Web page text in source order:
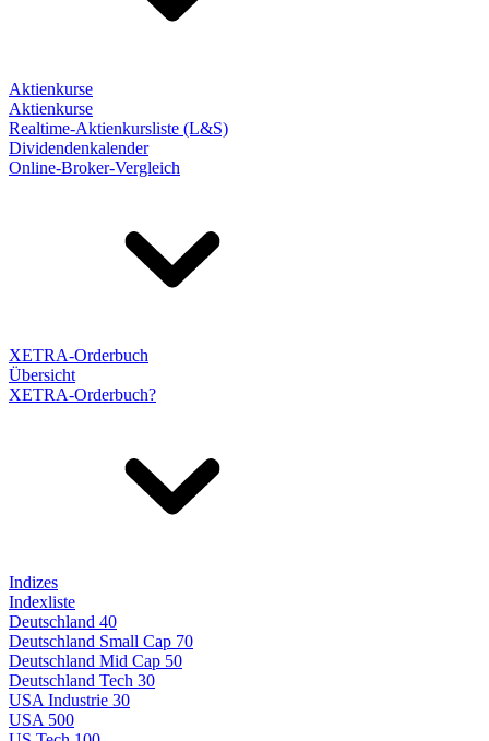
Aktienkurse
Aktienkurse
Realtime-Aktienkursliste (L&S)
Dividendenkalender
Online-Broker-Vergleich
XETRA-Orderbuch
Übersicht
XETRA-Orderbuch?
Indizes
Indexliste
Deutschland 40
Deutschland Small Cap 70
Deutschland Mid Cap 50
Deutschland Tech 30
USA Industrie 30
USA 500